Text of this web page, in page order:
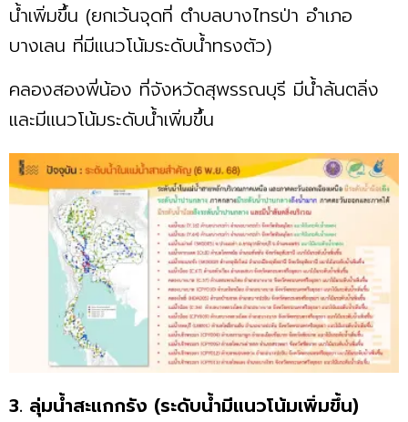
น้ำเพิ่มขึ้น (ยกเว้นจุดที่ ตำบลบางไทรป่า อำเภอ
บางเลน ที่มีแนวโน้มระดับน้ำทรงตัว)
คลองสองพี่น้อง ที่จังหวัดสุพรรณบุรี มีน้ำล้นตลิ่ง
และมีแนวโน้มระดับน้ำเพิ่มขึ้น
3. ลุ่มน้ำสะแกกรัง (ระดับน้ำมีแนวโน้มเพิ่มขึ้น)